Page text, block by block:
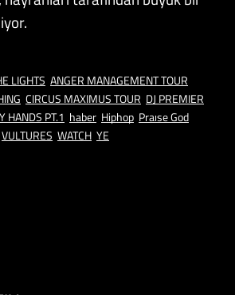
LIGHTS ANGER MANAGEMENT TOUR
CIRCUS MAXIMUS TOUR DJ PREMIER
HANDS PT.1 haber Hiphop Praıse God
VULTURES WATCH YE